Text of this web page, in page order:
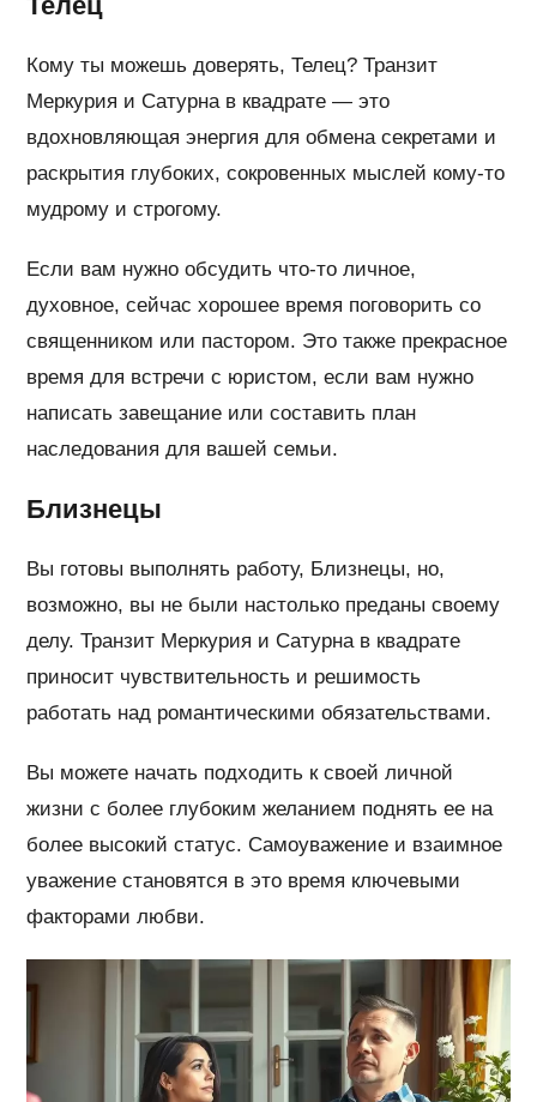
Кому ты можешь доверять, Телец? Транзит
Меркурия и Сатурна в квадрате — это
вдохновляющая энергия для обмена секретами и
раскрытия глубоких, сокровенных мыслей кому-то
мудрому и строгому.
Если вам нужно обсудить что-то личное,
духовное, сейчас хорошее время поговорить со
священником или пастором. Это также прекрасное
время для встречи с юристом, если вам нужно
написать завещание или составить план
наследования для вашей семьи.
Близнецы
Вы готовы выполнять работу, Близнецы, но,
возможно, вы не были настолько преданы своему
делу. Транзит Меркурия и Сатурна в квадрате
приносит чувствительность и решимость
работать над романтическими обязательствами.
Вы можете начать подходить к своей личной
жизни с более глубоким желанием поднять ее на
более высокий статус. Самоуважение и взаимное
уважение становятся в это время ключевыми
факторами любви.